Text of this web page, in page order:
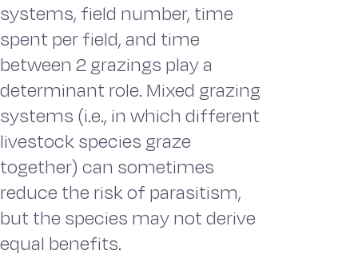
systems, field number, time
spent per field, and time
between 2 grazings play a
determinant role. Mixed grazing
systems (i.e., in which different
livestock species graze
together) can sometimes
reduce the risk of parasitism,
but the species may not derive
equal benefits.